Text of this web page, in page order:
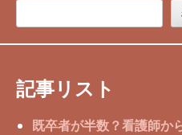
記事リスト
既卒者が半数？看護師か